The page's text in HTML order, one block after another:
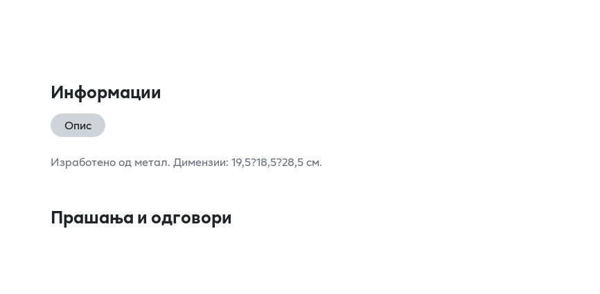
Информации
Опис
Изработено од метал. Димензии: 19,5?18,5?28,5 см.
Прашања и одговори